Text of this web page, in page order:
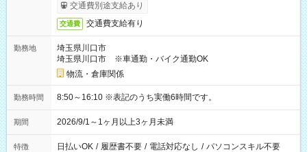
交通費別途支給あり
交通費 交通費支給有り
勤務地
埼玉県川口市
埼玉県川口市 ※車通勤・バイク通勤OK
物流・倉庫関係
勤務時間 8:50～16:10 ※表記のうち実働6時間です。
期間 2026/9/1～1ヶ月以上3ヶ月未満
特徴 日払いOK / 履歴書不要 / 電話対応なし / パソコンスキル不要